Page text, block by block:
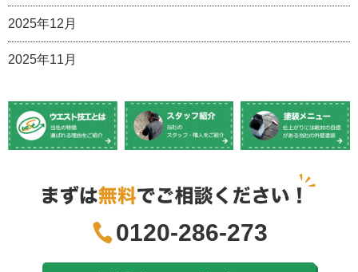
2025年12月
2025年11月
0120-286-273